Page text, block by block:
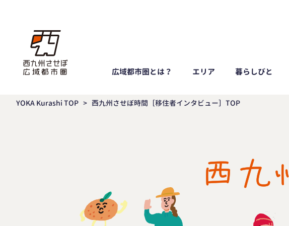
広域都市圏とは？ エリア 暮らしびと
YOKA Kurashi TOP > 西九州させぼ時間［移住者インタビュー］TOP